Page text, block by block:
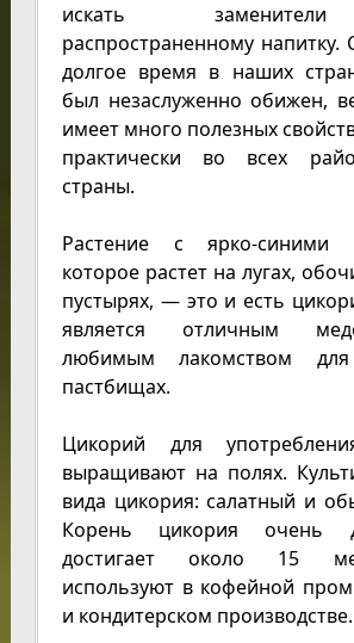
искать
распространенному напитку.
долгое время в наших
был незаслуженно обижен,
имеет много полезных
практически во всех
страны.
Растение с ярко-синими
которое растет на лугах,
пустырях, — это и есть
является отличным
любимым лакомством
пастбищах.
Цикорий для
выращивают на полях.
вида цикория: салатный и
Корень цикория очень
достигает около 15
используют в кофейной
и кондитерском производстве.